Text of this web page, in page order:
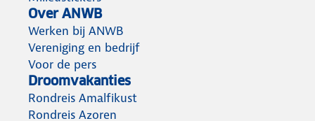
Over ANWB
Werken bij ANWB
Vereniging en bedrijf
Voor de pers
Droomvakanties
Rondreis Amalfikust
Rondreis Azoren